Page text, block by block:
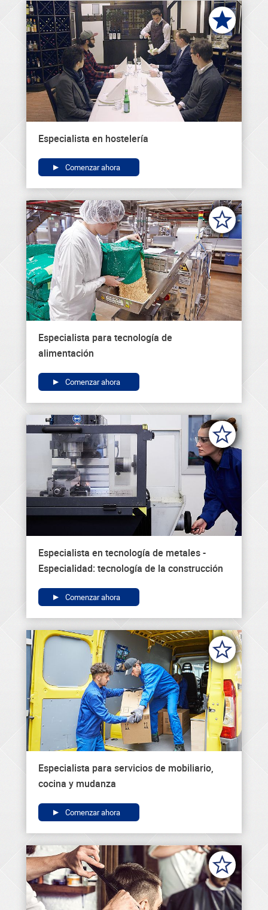
Especialista en hostelería
Comenzar ahora
Especialista para tecnología de
alimentación
Comenzar ahora
Especialista en tecnología de metales -
Especialidad: tecnología de la construcción
Comenzar ahora
Especialista para servicios de mobiliario,
cocina y mudanza
Comenzar ahora